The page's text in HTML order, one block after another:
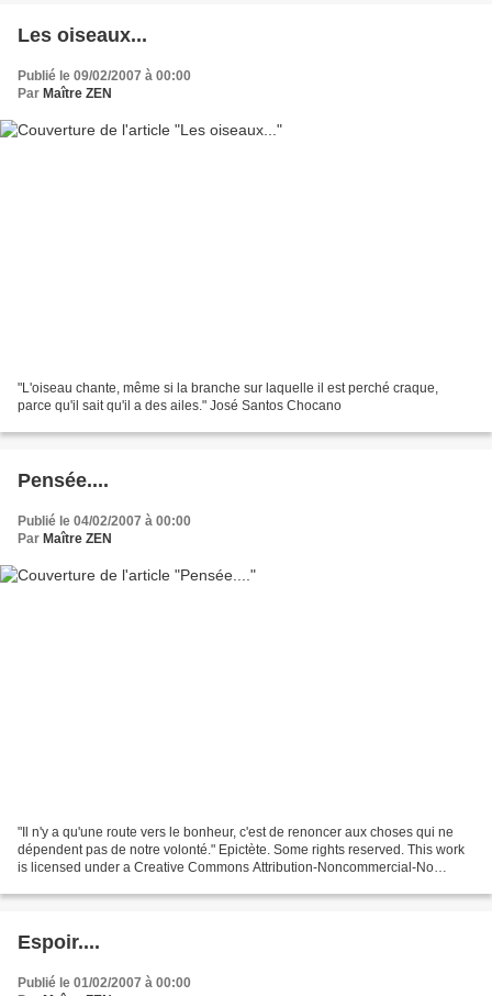
Les oiseaux...
Publié le 09/02/2007 à 00:00
Par Maître ZEN
"L'oiseau chante, même si la branche sur laquelle il est perché craque,
parce qu'il sait qu'il a des ailes." José Santos Chocano
Pensée....
Publié le 04/02/2007 à 00:00
Par Maître ZEN
"Il n'y a qu'une route vers le bonheur, c'est de renoncer aux choses qui ne
dépendent pas de notre volonté." Epictète. Some rights reserved. This work
is licensed under a Creative Commons Attribution-Noncommercial-No
Espoir....
Publié le 01/02/2007 à 00:00